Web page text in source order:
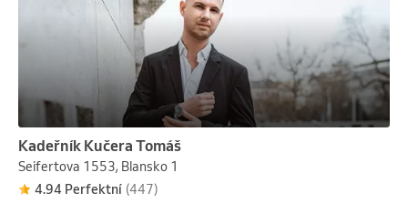
Kadeřník Kučera Tomáš
Seifertova 1553, Blansko 1
4.94 Perfektní (447)